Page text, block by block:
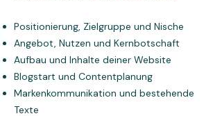
Positionierung, Zielgruppe und Nische
Angebot, Nutzen und Kernbotschaft
Aufbau und Inhalte deiner Website
Blogstart und Contentplanung
Markenkommunikation und bestehende
Texte